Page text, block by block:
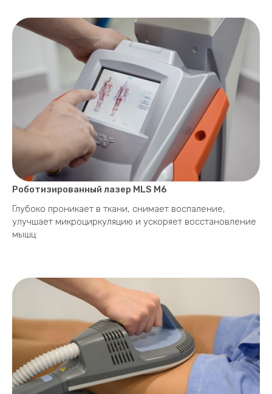
Роботизированный лазер MLS M6
Глубоко проникает в ткани, снимает воспаление,
улучшает микроциркуляцию и ускоряет восстановление
мышц